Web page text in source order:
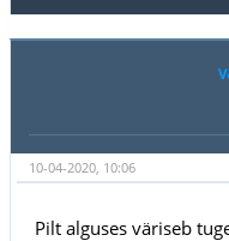
10-04-2020, 10:06
Pilt alguses väriseb